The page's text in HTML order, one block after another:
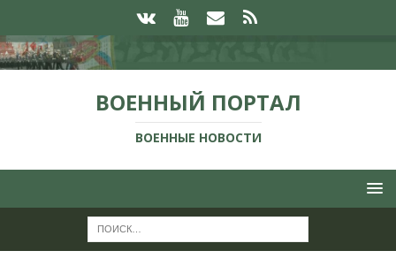
ВОЕННЫЙ ПОРТАЛ
ВОЕННЫЕ НОВОСТИ